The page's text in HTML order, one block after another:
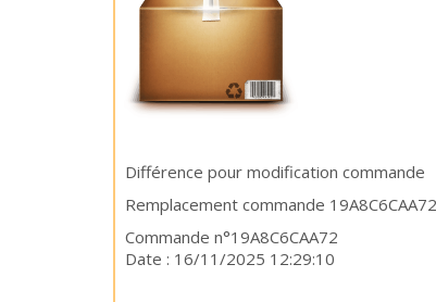
Différence pour modification commande
Remplacement commande
Commande n°19A8C6CAA72
Date : 16/11/2025 12:29:10